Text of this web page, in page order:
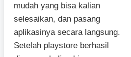
mudah yang bisa kalian
selesaikan, dan pasang
aplikasinya secara langsung.
Setelah playstore berhasil